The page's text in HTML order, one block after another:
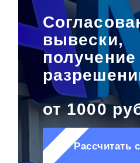
вывески,
получение
от 1000
Рассчитать